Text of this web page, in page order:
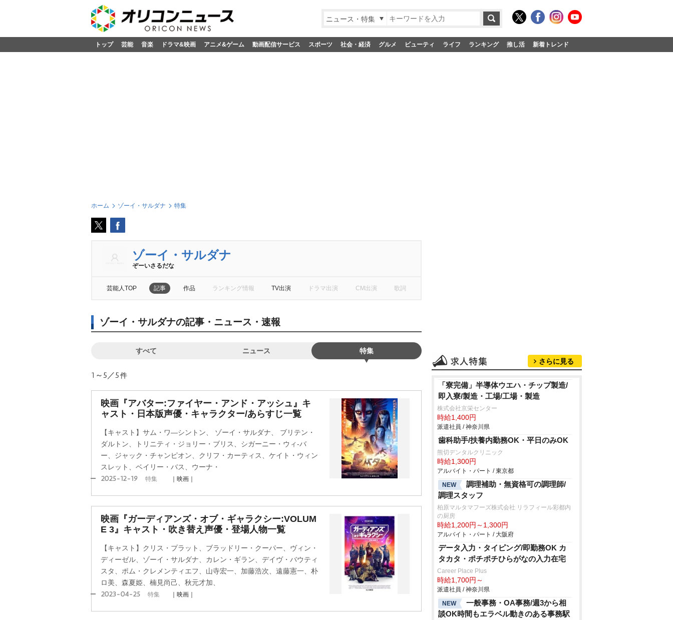
ニュース・特集
トップ 芸能 音楽 ドラマ&映画 アニメ&ゲーム 動画配信サービス スポーツ 社会・経済 グルメ ビューティ ライフ ランキング 推し活 新着トレンド
ホーム ゾーイ・サルダナ 特集
ゾーイ・サルダナ
ぞーいさるだな
芸能人TOP 記事 作品 ランキング情報 TV出演 ドラマ出演 CM出演 歌詞
ゾーイ・サルダナの記事・ニュース・速報
すべて ニュース 特集
1～5／5件
映画『アバター:ファイヤー・アンド・アッシュ』キ
ャスト・日本版声優・キャラクター/あらすじ一覧
【キャスト】サム・ワ―シントン、 ゾーイ・サルダナ、 ブリテン・
ダルトン、トリニティ・ジョリー・ブリス、シガーニー・ウィ-バ
ー、ジャック・チャンピオン、クリフ・カーティス、ケイト・ウィン
スレット、ベイリー・バス、ウーナ・
2025-12-19 特集 ｜映画｜
映画『ガーディアンズ・オブ・ギャラクシー:VOLUM
E 3』キャスト・吹き替え声優・登場人物一覧
【キャスト】クリス・プラット、ブラッドリー・クーパー、ヴィン・
ディーゼル、ゾーイ・サルダナ、カレン・ギラン、デイヴ・バウティ
スタ、ポム・クレメンティエフ、山寺宏一、加藤浩次、遠藤憲一、朴
ロ美、森夏姫、楠見尚己、秋元才加、
2023-04-25 特集 ｜映画｜
さらに見る
「寮完備」半導体ウエハ・チップ製造/
即入寮/製造・工場/工場・製造
株式会社京栄センター
時給1,400円
派遣社員 / 神奈川県
歯科助手/扶養内勤務OK・平日のみOK
熊切デンタルクリニック
時給1,300円
アルバイト・パート / 東京都
NEW
調理補助・無資格可の調理師/
調理スタッフ
柏原マルタマフーズ株式会社 リラフィール彩都内
の厨房
時給1,200円～1,300円
アルバイト・パート / 大阪府
データ入力・タイピング/即勤務OK カ
タカタ・ポチポチひらがなの入力在宅
Career Place Plus
時給1,700円～
派遣社員 / 神奈川県
NEW
一般事務・OA事務/週3から相
談OK時間もエラベル動きのある事務駅